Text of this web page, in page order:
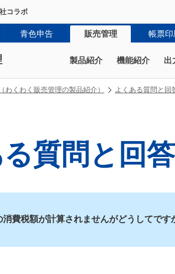
コラボ
青色申告 販売管理 帳票印
製品紹介 機能紹介 出
わくわく販売管理の製品紹介） よくある質問と回
質問と回答
消費税額が計算されませんがどうしてです